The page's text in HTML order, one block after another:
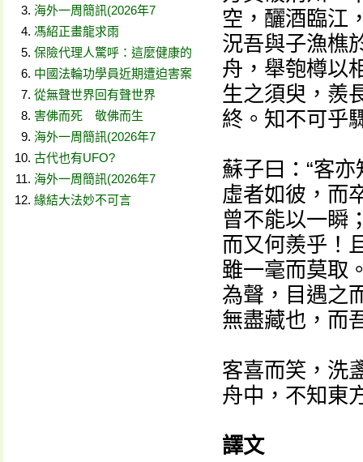
海外一周簡訊(2026年7
馮紹正畫龍求雨
保險代理人驚呼：這麼健康的
中國法輪功學員近期遭迫害案
從無聲世界回有聲世界
害佛而死 敬佛而生
海外一周簡訊(2026年7
古代也有UFO?
海外一周簡訊(2026年7
緣結大法妙不可言
空，釃酒臨江
況吾與子漁樵
舟，舉匏樽以
生之須臾，羨
終。知不可乎
蘇子曰：“客
虛者如彼，而
曾不能以一瞬
而又何羨乎！
雖一毫而莫取
為聲，目遇之
無盡藏也，而
客喜而笑，洗
舟中，不知東
譯文